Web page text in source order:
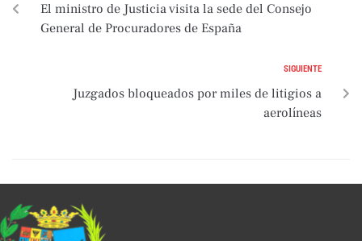
El ministro de Justicia visita la sede del Consejo
General de Procuradores de España
SIGUIENTE
Juzgados bloqueados por miles de litigios a
aerolíneas